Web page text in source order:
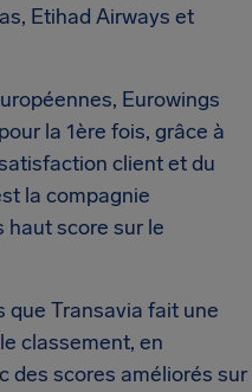
Etihad Airways et
Eurowings
la 1ère fois, grâce à
client et du
la compagnie
haut score sur le
que Transavia fait une
classement, en
des scores améliorés sur